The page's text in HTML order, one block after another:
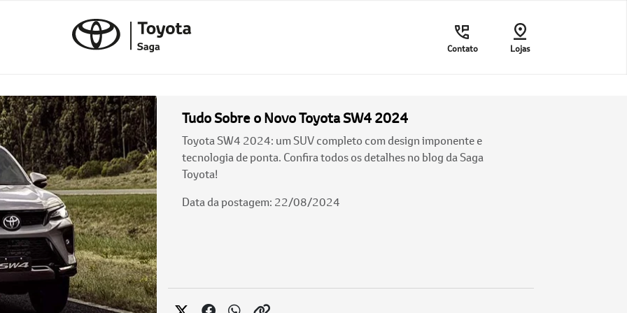
Contato Lojas
Tudo Sobre o Novo Toyota SW4 2024
Toyota SW4 2024: um SUV completo com design imponente e
tecnologia de ponta. Confira todos os detalhes no blog da Saga
Toyota!
Data da postagem: 22/08/2024